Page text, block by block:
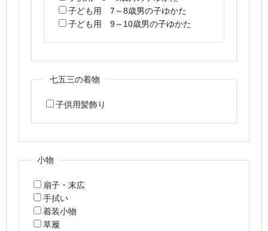
子ども用 7～8歳男の子ゆかた
子ども用 9～10歳男の子ゆかた
七五三の着物
子供用髪飾り
小物
扇子・末広
手拭い
着装小物
草履